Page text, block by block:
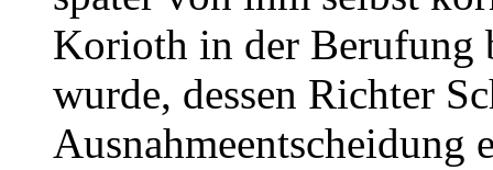
Korioth in der Berufung
wurde, dessen Richter
Ausnahmeentscheidung